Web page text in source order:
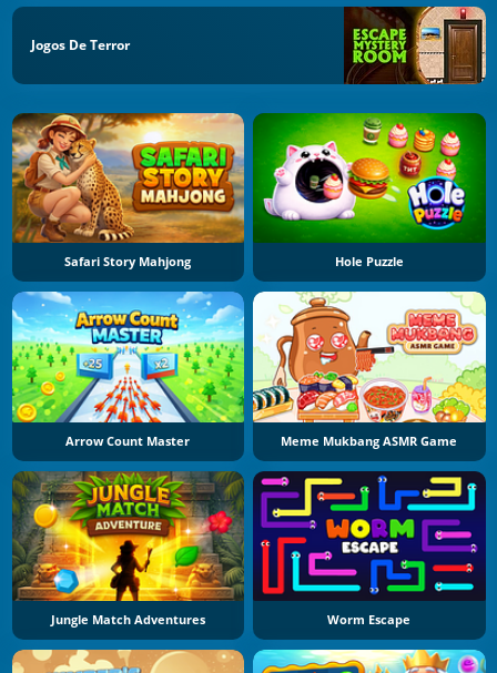
Jogos De Terror
Safari Story Mahjong Hole Puzzle
Arrow Count Master Meme Mukbang ASMR Game
Jungle Match Adventures Worm Escape